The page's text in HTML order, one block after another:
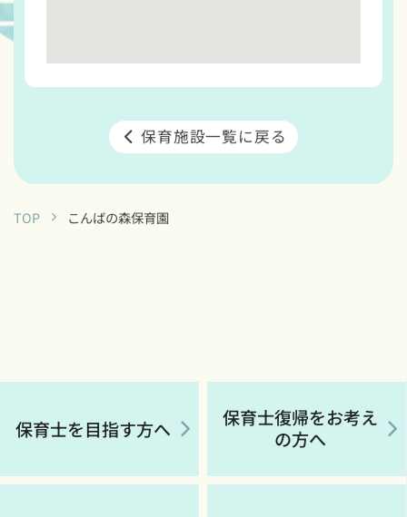
保育施設一覧に戻る
TOP こんばの森保育園
保育士を目指す方へ
保育士復帰をお考え
の方へ